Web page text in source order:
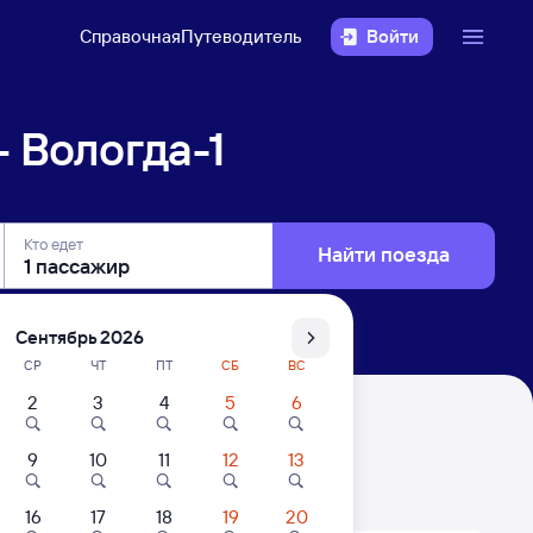
СправочнаяПутеводитель Войти
1
Кто едет Найти поезда
Цены за 1 пассажира
Сентябрь 2026
СР ЧТ ПТ СБ ВС
2 3 4 5 6
9 10 11 12 13
16 17 18 19 20